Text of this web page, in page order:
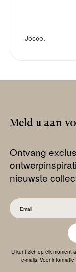
- Josee.
Meld u aan
Ontvang
nieuwste
U kunt zich op elk moment
e-mails. Voor